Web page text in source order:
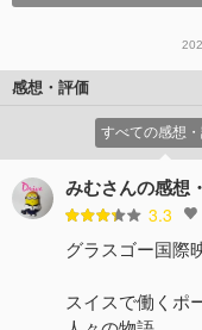
感想・評価
すべての感想
みむさんの感想
3.3
グラスゴー国際
スイスで働くポ